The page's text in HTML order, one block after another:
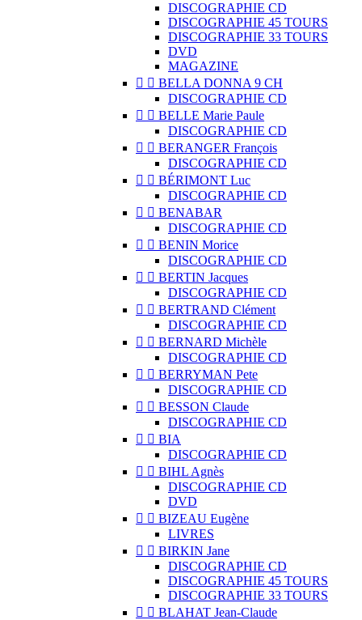
DISCOGRAPHIE CD
DISCOGRAPHIE 45 TOURS
DISCOGRAPHIE 33 TOURS
DVD
MAGAZINE
  BELLA DONNA 9 CH
DISCOGRAPHIE CD
  BELLE Marie Paule
DISCOGRAPHIE CD
  BERANGER François
DISCOGRAPHIE CD
  BÉRIMONT Luc
DISCOGRAPHIE CD
  BENABAR
DISCOGRAPHIE CD
  BENIN Morice
DISCOGRAPHIE CD
  BERTIN Jacques
DISCOGRAPHIE CD
  BERTRAND Clément
DISCOGRAPHIE CD
  BERNARD Michèle
DISCOGRAPHIE CD
  BERRYMAN Pete
DISCOGRAPHIE CD
  BESSON Claude
DISCOGRAPHIE CD
  BIA
DISCOGRAPHIE CD
  BIHL Agnès
DISCOGRAPHIE CD
DVD
  BIZEAU Eugène
LIVRES
  BIRKIN Jane
DISCOGRAPHIE CD
DISCOGRAPHIE 45 TOURS
DISCOGRAPHIE 33 TOURS
  BLAHAT Jean-Claude